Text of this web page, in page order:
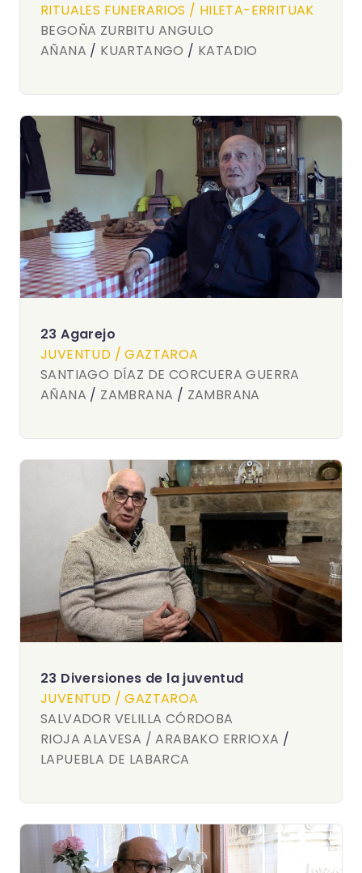
RITUALES FUNERARIOS / HILETA-ERRITUAK
BEGOÑA ZURBITU ANGULO
AÑANA / KUARTANGO / KATADIO
23 Agarejo
JUVENTUD / GAZTAROA
SANTIAGO DÍAZ DE CORCUERA GUERRA
AÑANA / ZAMBRANA / ZAMBRANA
23 Diversiones de la juventud
JUVENTUD / GAZTAROA
SALVADOR VELILLA CÓRDOBA
RIOJA ALAVESA / ARABAKO ERRIOXA /
LAPUEBLA DE LABARCA